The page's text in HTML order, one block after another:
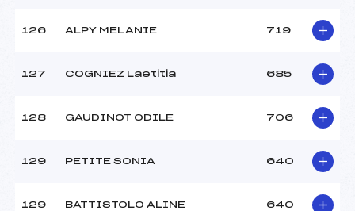
126 ALPY MELANIE 719
127 COGNIEZ Laetitia 685
128 GAUDINOT ODILE 706
129 PETITE SONIA 640
129 BATTISTOLO ALINE 640